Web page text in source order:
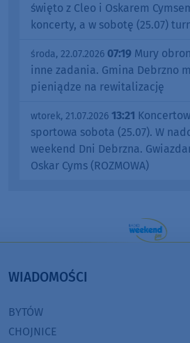
święto z Cleo i Oskarem
koncerty, a w sobotę (25.07)
środa, 22.07.2026 07:19 Mury
inne zadania. Gmina Debrzno
pieniądze na rewitalizację
wtorek, 21.07.2026 13:21
sportowa sobota (25.07). W
weekend Dni Debrzna.
Oskar Cyms (ROZMOWA)
WIADOMOŚCI
BYTÓW
CHOJNICE